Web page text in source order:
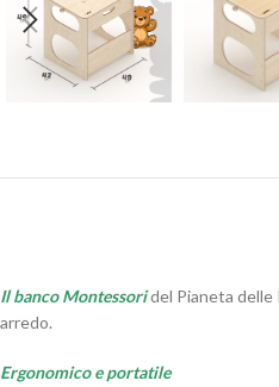
Il banco Montessoridel Pianeta
arredo.
Ergonomico e portatile